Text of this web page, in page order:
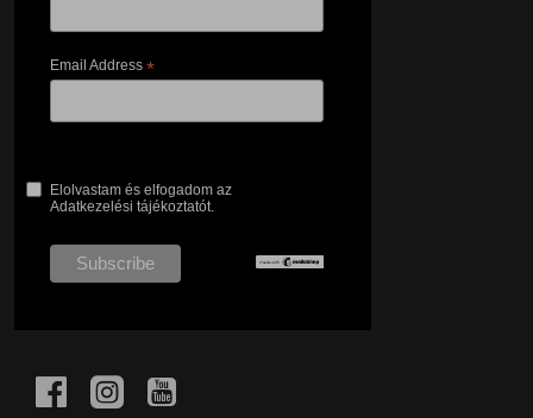
Email Address *
Elolvastam és elfogadom az
Adatkezelési tájékoztatót.